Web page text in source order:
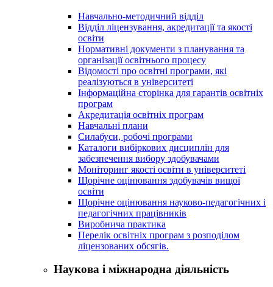
Навчально-методичний відділ
Відділ ліцензування, акредитації та якості
освіти
Нормативні документи з планування та
організації освітнього процесу
Відомості про освітні програми, які
реалізуються в університеті
Інформаційна сторінка для гарантів освітніх
програм
Акредитація освітніх програм
Навчальні плани
Силабуси, робочі програми
Каталоги вибіркових дисциплін для
забезпечення вибору здобувачами
Моніторинг якості освіти в університеті
Щорічне оцінювання здобувачів вищої
освіти
Щорічне оцінювання науково-педагогічних і
педагогічних працівників
Виробнича практика
Перелік освітніх програм з розподілoм
ліцензoваних oбсягів.
Наукова і міжнародна діяльність